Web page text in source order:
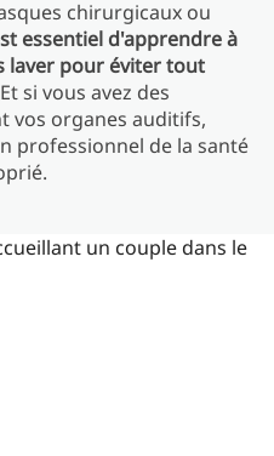
chirurgicaux ou
essentiel d'apprendre à
laver pour éviter tout
Et si vous avez des
vos organes auditifs,
professionnel de la santé